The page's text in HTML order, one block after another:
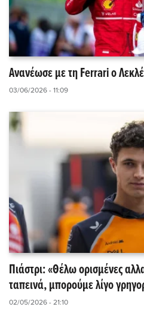
Ανανέωσε με τη Ferrari o
03/06/2026 - 11:09
Πιάστρι: «Θέλω ορισμένες
ταπεινά, μπορούμε λίγο
02/05/2026 - 21:10